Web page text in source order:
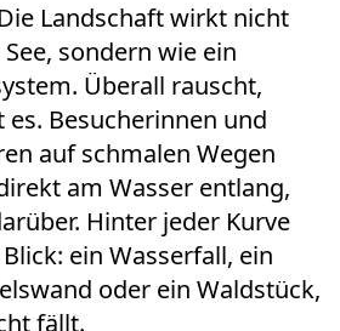
Landschaft wirkt nicht
sondern wie ein
Überall rauscht,
Besucherinnen und
auf schmalen Wegen
am Wasser entlang,
Hinter jeder Kurve
ein Wasserfall, ein
oder ein Waldstück,
fällt.